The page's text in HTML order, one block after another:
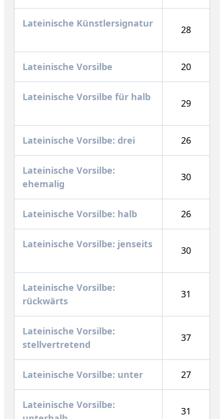
Lateinische Künstlersignatur
28
Lateinische Vorsilbe 20
Lateinische Vorsilbe für halb
29
Lateinische Vorsilbe: drei 26
Lateinische Vorsilbe:
ehemalig
30
Lateinische Vorsilbe: halb 26
Lateinische Vorsilbe: jenseits
30
Lateinische Vorsilbe:
rückwärts
31
Lateinische Vorsilbe:
stellvertretend
37
Lateinische Vorsilbe: unter 27
Lateinische Vorsilbe:
31